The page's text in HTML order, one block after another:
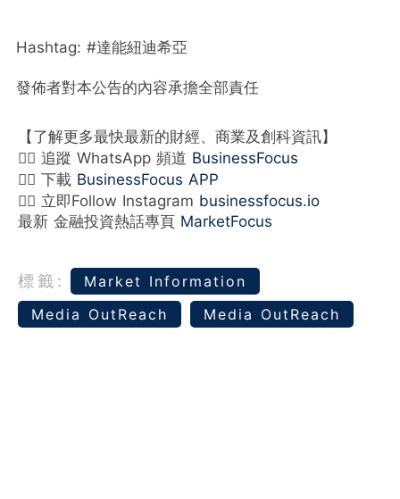
Hashtag: #達能紐迪希亞
發佈者對本公告的內容承擔全部責任
【了解更多最快最新的財經、商業及創科資訊】
👉🏻 追蹤 WhatsApp 頻道 BusinessFocus
👉🏻 下載 BusinessFocus APP
👉🏻 立即Follow Instagram businessfocus.io
最新 金融投資熱話專頁 MarketFocus
標籤:
Market Information
Media OutReach
Media OutReach